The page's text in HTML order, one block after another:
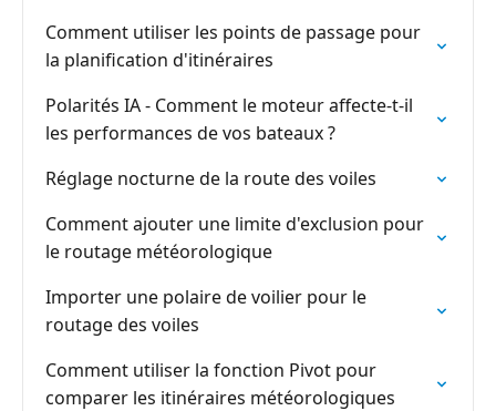
Comment utiliser les points de passage pour
la planification d'itinéraires
Polarités IA - Comment le moteur affecte-t-il
les performances de vos bateaux ?
Réglage nocturne de la route des voiles
Comment ajouter une limite d'exclusion pour
le routage météorologique
Importer une polaire de voilier pour le
routage des voiles
Comment utiliser la fonction Pivot pour
comparer les itinéraires météorologiques